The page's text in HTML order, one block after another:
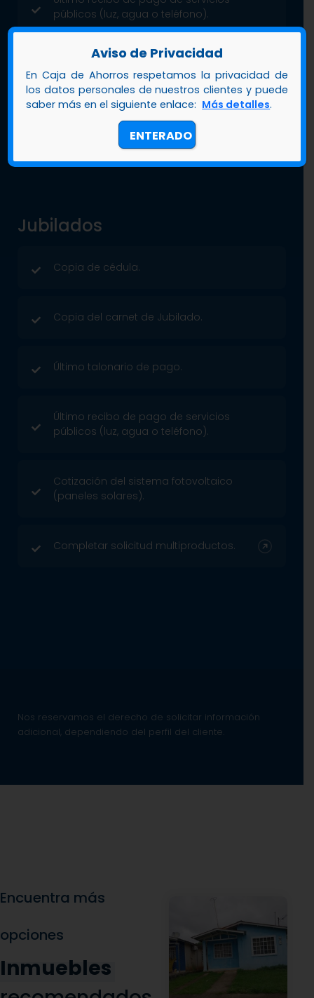
públicos (luz, agua o teléfono).
(paneles solares).
Completar solicitud multiproductos.
Jubilados
Copia de cédula.
Copia del carnet de Jubilado.
Último talonario de pago.
Último recibo de pago de servicios
públicos (luz, agua o teléfono).
Cotización del sistema fotovoltaico
(paneles solares).
Completar solicitud multiproductos.
Nos reservamos el derecho de solicitar información
adicional, dependiendo del perfil del cliente.
Encuentra más
opciones
Inmuebles
Aviso de Privacidad
En Caja de Ahorros respetamos la privacidad de
los datos personales de nuestros clientes y puede
saber más en el siguiente enlace: Más detalles.
ENTERADO